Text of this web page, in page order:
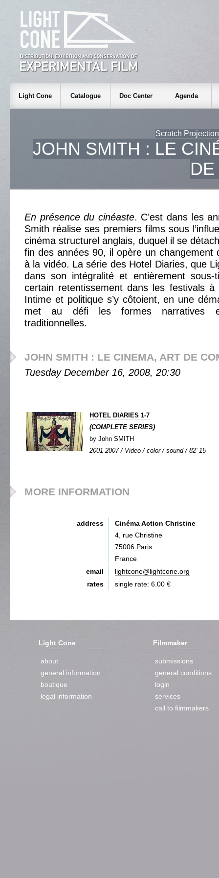
Light Cone Catalogue Doc Center Agenda
Scratch
JOHN SMITH : LE
En présence du cinéaste. C’est dans les
Smith réalise ses premiers films sous
cinéma structurel anglais, duquel il se
fin des années 90, il opère un changement
à la vidéo. La série des Hotel Diaries, que
dans son intégralité et entièrement
certain retentissement dans les festivals
Intime et politique s’y côtoient, en une
met au défi les formes narratives et
traditionnelles.
JOHN SMITH : LE CINEMA, ART DE
Tuesday December 16, 2008, 20:30
HOTEL DIARIES 1-7
(COMPLETE SERIES)
by John SMITH
2001-2007 / Video / color / sound / 82' 15
MORE INFORMATION
address
Cinéma Action Christine
4, rue Christine
75006 Paris
France
email
lightcone@lightcone.org
rates
single rate: 6.00 €
Light Cone
about
general information
boutique
legal information
Filmmaker
submissions
general conditions
login
services
call to filmmakers